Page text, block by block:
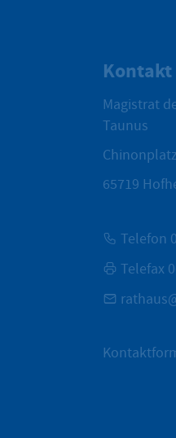
Kontakt
Magistrat
Taunus
65719
Telefon
Telefax